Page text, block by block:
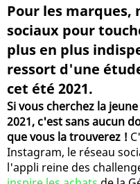
Pour les marques,
sociaux pour
plus en plus
ressort d'une
cet été 2021.
Si vous cherchez la
2021, c'est sans aucun
que vous la trouverez !
Instagram, le réseau
l'appli reine des